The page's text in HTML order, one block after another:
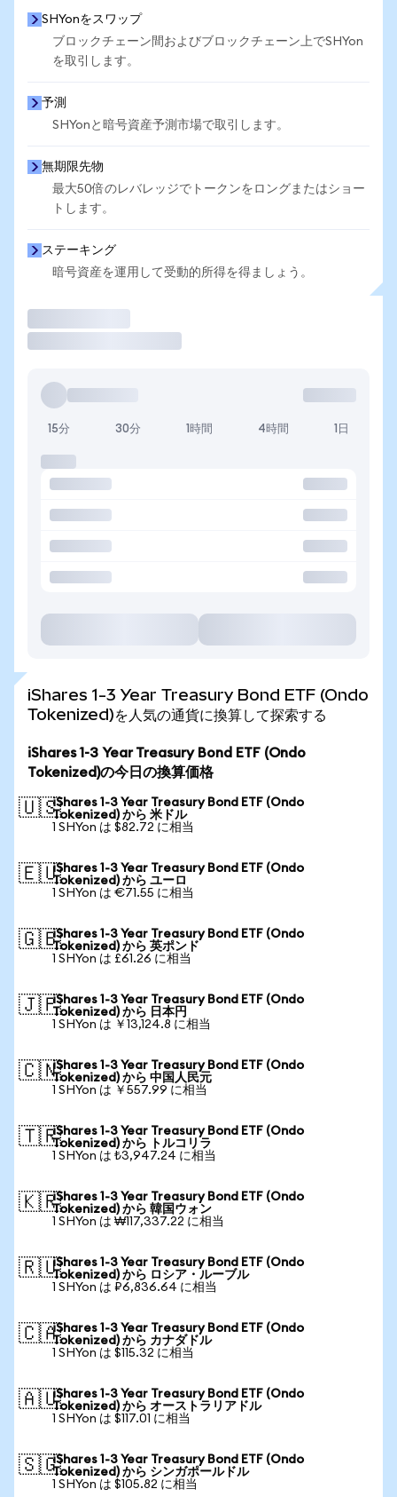
SHYonをスワップ
ブロックチェーン間およびブロックチェーン上でSHYon
を取引します。
予測
SHYonと暗号資産予測市場で取引します。
無期限先物
最大50倍のレバレッジでトークンをロングまたはショー
トします。
ステーキング
暗号資産を運用して受動的所得を得ましょう。
15分 30分 1時間 4時間 1日
iShares 1-3 Year Treasury Bond ETF (Ondo
Tokenized)を人気の通貨に換算して探索する
iShares 1-3 Year Treasury Bond ETF (Ondo
Tokenized)の今日の換算価格
🇺🇸iShares 1-3 Year Treasury Bond ETF (Ondo
Tokenized) から 米ドル
1 SHYon は $82.72 に相当
🇪🇺iShares 1-3 Year Treasury Bond ETF (Ondo
Tokenized) から ユーロ
1 SHYon は €71.55 に相当
🇬🇧iShares 1-3 Year Treasury Bond ETF (Ondo
Tokenized) から 英ポンド
1 SHYon は £61.26 に相当
🇯🇵iShares 1-3 Year Treasury Bond ETF (Ondo
Tokenized) から 日本円
1 SHYon は ￥13,124.8 に相当
🇨🇳iShares 1-3 Year Treasury Bond ETF (Ondo
Tokenized) から 中国人民元
1 SHYon は ￥557.99 に相当
🇹🇷iShares 1-3 Year Treasury Bond ETF (Ondo
Tokenized) から トルコリラ
1 SHYon は ₺3,947.24 に相当
🇰🇷iShares 1-3 Year Treasury Bond ETF (Ondo
Tokenized) から 韓国ウォン
1 SHYon は ₩117,337.22 に相当
🇷🇺iShares 1-3 Year Treasury Bond ETF (Ondo
Tokenized) から ロシア・ルーブル
1 SHYon は ₽6,836.64 に相当
🇨🇦iShares 1-3 Year Treasury Bond ETF (Ondo
Tokenized) から カナダドル
1 SHYon は $115.32 に相当
🇦🇺iShares 1-3 Year Treasury Bond ETF (Ondo
Tokenized) から オーストラリアドル
1 SHYon は $117.01 に相当
🇸🇬iShares 1-3 Year Treasury Bond ETF (Ondo
Tokenized) から シンガポールドル
1 SHYon は $105.82 に相当